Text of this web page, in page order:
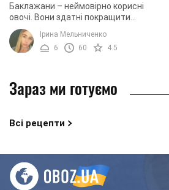
Баклажани – неймовірно корисні
овочі. Вони здатні покращити
пам'ять, а також служать
прекрасним антиоксидантом. Крім
того, вживання баклажанів ...
Ірина Мельниченко
6
60 4.5
Зараз ми готуємо
Всі рецепти